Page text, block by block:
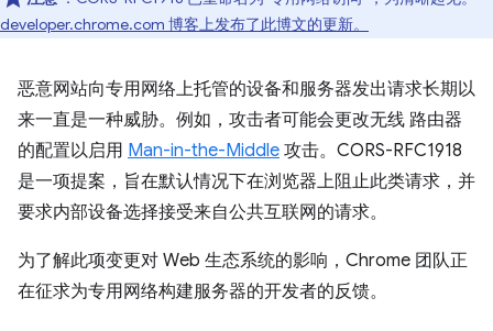
developer.chrome.com 博客上发布了此博文的更新。
恶意网站向专用网络上托管的设备和服务器发出请求长期以
来一直是一种威胁。例如，攻击者可能会更改无线 路由器
的配置以启用 Man-in-the-Middle 攻击。CORS-RFC1918
是一项提案，旨在默认情况下在浏览器上阻止此类请求，并
要求内部设备选择接受来自公共互联网的请求。
为了解此项变更对 Web 生态系统的影响，Chrome 团队正
在征求为专用网络构建服务器的开发者的反馈。